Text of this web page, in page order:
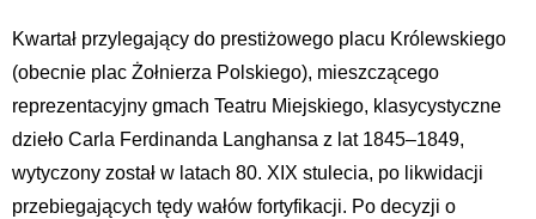
Kwartał przylegający do prestiżowego placu Królewskiego
(obecnie plac Żołnierza Polskiego), mieszczącego
reprezentacyjny gmach Teatru Miejskiego, klasycystyczne
dzieło Carla Ferdinanda Langhansa z lat 1845–1849,
wytyczony został w latach 80. XIX stulecia, po likwidacji
przebiegających tędy wałów fortyfikacji. Po decyzji o